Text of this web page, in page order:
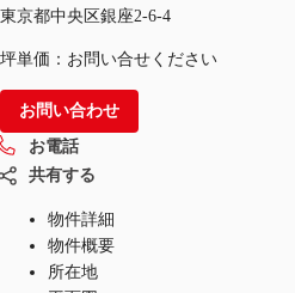
倉庫・物流センター
地図検索
記事
仲介会社様はこちらへ
お気に入り
東京都中央区銀座2-6-4
坪単価：お問い合せください
お問い合わせ
お電話
共有する
物件詳細
物件概要
所在地